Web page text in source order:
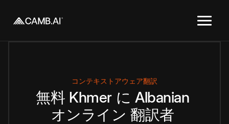
コンテキストアウェア翻訳
無料 Khmer に Albanian
オンライン 翻訳者